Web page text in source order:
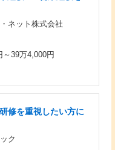
ネット株式会社
～39万4,000円
修を重視したい方に
ク